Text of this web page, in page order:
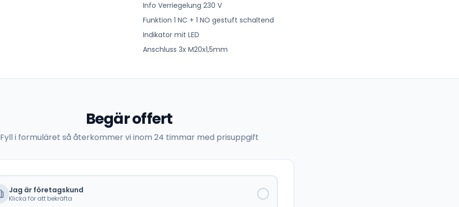
Info Verriegelung 230 V
Funktion 1 NC + 1 NO gestuft schaltend
Indikator mit LED
Anschluss 3x M20x1,5mm
Begär offert
Fyll i formuläret så återkommer vi inom 24 timmar med prisuppgift
Jag är företagskund
Klicka för att bekräfta